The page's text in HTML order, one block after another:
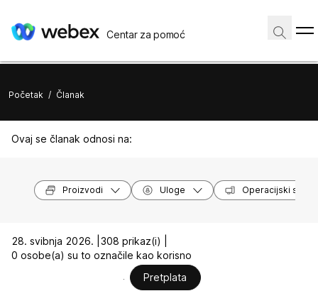
Centar za pomoć
Početak / Članak
Ovaj se članak odnosi na:
Proizvodi Uloge Operacijski
28. svibnja 2026. | 308 prikaz(i) |
0 osobe(a) su to označile kao korisno
Pretplata